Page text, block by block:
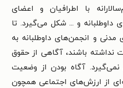
با اطرافیان و اعضای
داوطلبانه و ... شکل می‌گیرد. تا
مدنی و انجمن‌های داوطلبانه به
نداشته باشند، آگاهی از حقوق
آگاه بودن از وضعیت
از ارزش‌های اجتماعی همچون